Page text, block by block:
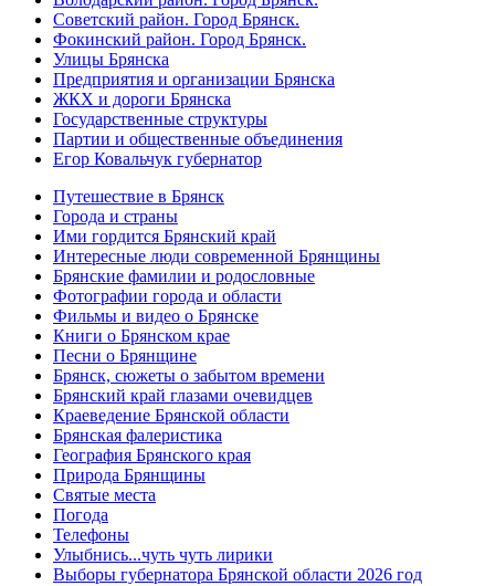
Советский район. Город Брянск.
Фокинский район. Город Брянск.
Улицы Брянска
Предприятия и организации Брянска
ЖКХ и дороги Брянска
Государственные структуры
Партии и общественные объединения
Егор Ковальчук губернатор
Путешествие в Брянск
Города и страны
Ими гордится Брянский край
Интересные люди современной Брянщины
Брянские фамилии и родословные
Фотографии города и области
Фильмы и видео о Брянске
Книги о Брянском крае
Песни о Брянщине
Брянск, сюжеты о забытом времени
Брянский край глазами очевидцев
Краеведение Брянской области
Брянская фалеристика
География Брянского края
Природа Брянщины
Святые места
Погода
Телефоны
Улыбнись...чуть чуть лирики
Выборы губернатора Брянской области 2026 год